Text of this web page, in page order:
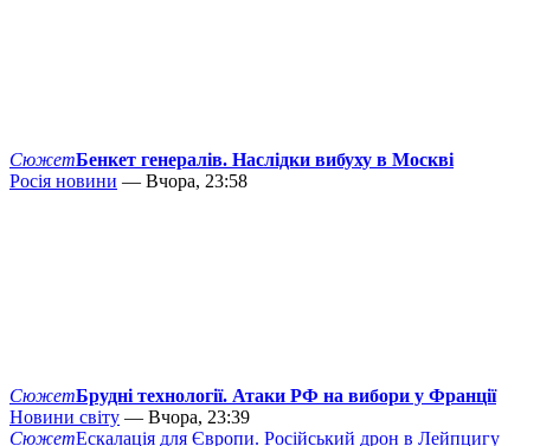
СюжетБенкет генералів. Наслідки вибуху в Москві
Росія новини — Вчора, 23:58
СюжетБрудні технології. Атаки РФ на вибори у Франції
Новини світу — Вчора, 23:39
СюжетЕскалація для Європи. Російський дрон в Лейпцигу